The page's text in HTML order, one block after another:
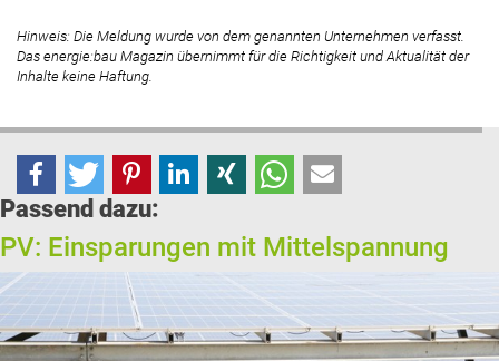
Hinweis: Die Meldung wurde von dem genannten Unternehmen verfasst.
Das energie:bau Magazin übernimmt für die Richtigkeit und Aktualität der
Inhalte keine Haftung.
Passend dazu:
PV: Einsparungen mit Mittelspannung